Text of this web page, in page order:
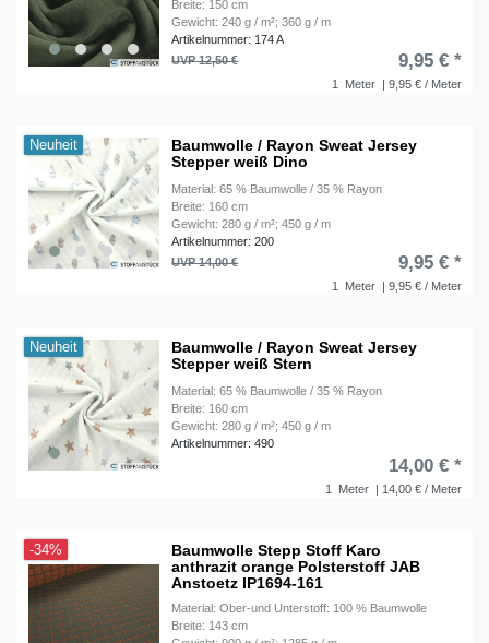
Breite: 150 cm
Gewicht: 240 g / m²; 360 g / m
Artikelnummer: 174 A
1 Meter | 9,95 € / Meter
UVP 12,50 € 9,95 € *
Neuheit
Baumwolle / Rayon Sweat Jersey
Stepper weiß Dino
Material: 65 % Baumwolle / 35 % Rayon
Breite: 160 cm
Gewicht: 280 g / m²; 450 g / m
Artikelnummer: 200
1 Meter | 9,95 € / Meter
UVP 14,00 € 9,95 € *
Neuheit
Baumwolle / Rayon Sweat Jersey
Stepper weiß Stern
Material: 65 % Baumwolle / 35 % Rayon
Breite: 160 cm
Gewicht: 280 g / m²; 450 g / m
Artikelnummer: 490
1 Meter | 14,00 € / Meter
14,00 € *
-34%
Baumwolle Stepp Stoff Karo
anthrazit orange Polsterstoff JAB
Anstoetz IP1694-161
Material: Ober-und Unterstoff: 100 % Baumwolle
Breite: 143 cm